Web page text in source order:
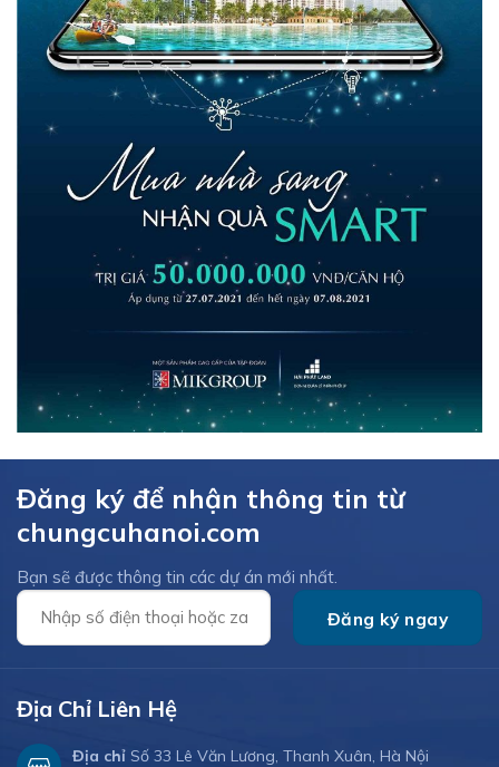
Đăng ký để nhận thông tin từ
chungcuhanoi.com
Bạn sẽ được thông tin các dự án mới nhất.
Địa Chỉ Liên Hệ
Địa chỉ Số 33 Lê Văn Lương, Thanh Xuân, Hà Nội